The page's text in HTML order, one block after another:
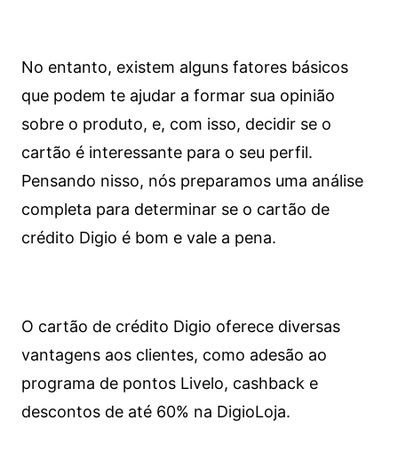
No entanto, existem alguns fatores básicos
que podem te ajudar a formar sua opinião
sobre o produto, e, com isso, decidir se o
cartão é interessante para o seu perfil.
Pensando nisso, nós preparamos uma análise
completa para determinar se o cartão de
crédito Digio é bom e vale a pena.
O cartão de crédito Digio oferece diversas
vantagens aos clientes, como adesão ao
programa de pontos Livelo, cashback e
descontos de até 60% na DigioLoja.